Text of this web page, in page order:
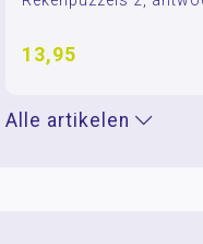
13,95
Alle artikelen